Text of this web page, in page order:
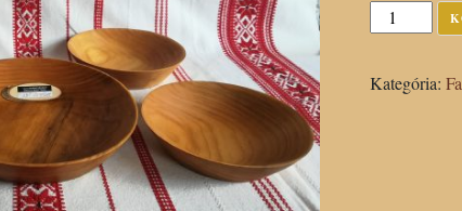
készült
fatál
Kategória: